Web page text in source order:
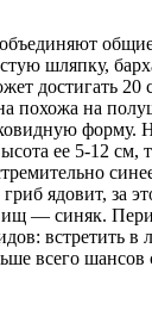
шляпку,
достигать 20
похожа на
форму.
ее 5-12
ядовит, за
— синяк.
встретить в
всего